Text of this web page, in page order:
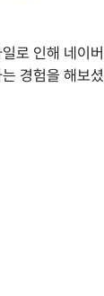
로 인해 네이버
경험을 해보셨